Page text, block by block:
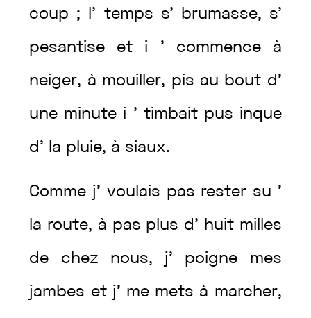
coup ; l’ temps s’ brumasse, s’
pesantise et i ’ commence à
neiger, à mouiller, pis au bout d’
une minute i ’ timbait pus inque
d’ la pluie, à siaux.
Comme j’ voulais pas rester su ’
la route, à pas plus d’ huit milles
de chez nous, j’ poigne mes
jambes et j’ me mets à marcher,